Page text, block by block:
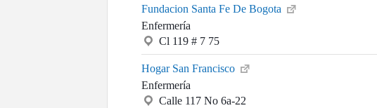
Fundacion Santa Fe De Bogota
Enfermería
Cl 119 # 7 75
Hogar San Francisco
Enfermería
Calle 117 No 6a-22